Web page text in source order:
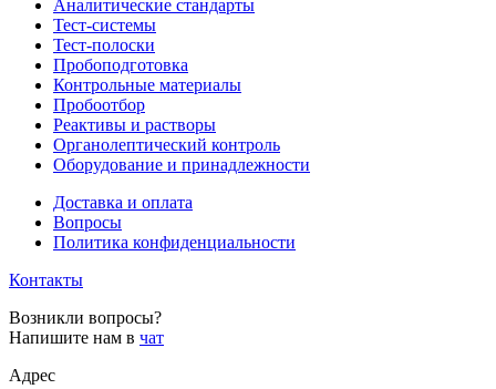
Аналитические стандарты
Тест-системы
Тест-полоски
Пробоподготовка
Контрольные материалы
Пробоотбор
Реактивы и растворы
Органолептический контроль
Оборудование и принадлежности
Доставка и оплата
Вопросы
Политика конфиденциальности
Контакты
Возникли вопросы?
Напишите нам в чат
Адрес